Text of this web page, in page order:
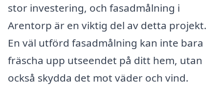
stor investering, och fasadmålning i
Arentorp är en viktig del av detta projekt.
En väl utförd fasadmålning kan inte bara
fräscha upp utseendet på ditt hem, utan
också skydda det mot väder och vind.